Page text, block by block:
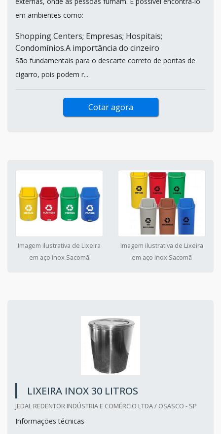
em ambientes como:
Shopping Centers; Empresas; Hospitais;
Condomínios.A importância do cinzeiro
São fundamentais para o descarte correto de pontas de
cigarro, pois podem r...
Cotar agora
Imagem ilustrativa de Lixeira
em aço inox Sacomã
Imagem ilustrativa de Lixeira
em aço inox Sacomã
LIXEIRA INOX 30 LITROS
JEDAL REDENTOR INDÚSTRIA E COMÉRCIO LTDA / OSASCO - SP
Informações técnicas